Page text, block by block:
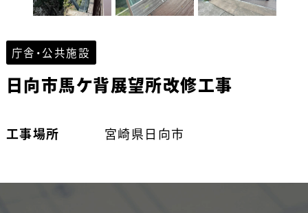
庁舎・公共施設
日向市馬ケ背展望所改修工事
工事場所 宮崎県日向市